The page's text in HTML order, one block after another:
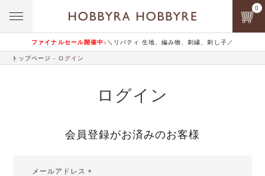
ファイナルセール開催中♪ ＼リバティ 生地、編み物、刺繍、刺し子／
0
トップページ ログイン
ログイン
会員登録がお済みのお客様
メールアドレス